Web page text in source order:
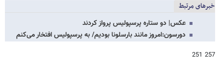
خبرهای مرتبط
عکس| دو ستاره پرسپولیس پرواز کردند
دورسون:امروز مانند بارسلونا بودیم/ به پرسپولیس افتخار می‌کنم
257 251